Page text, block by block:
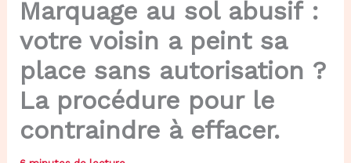
Marquage au sol abusif :
votre voisin a peint sa
place sans autorisation ?
La procédure pour le
contraindre à effacer.